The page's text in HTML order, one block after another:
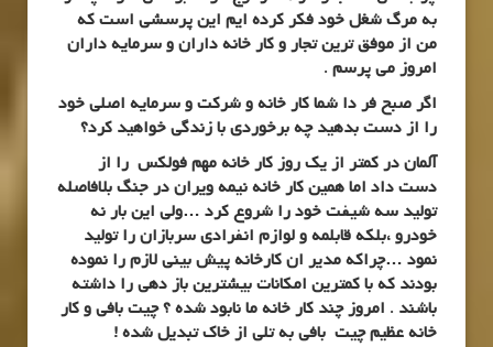
به مرگ شغل خود فکر کرده ایم این پرسشی است که
من از موفق ترین تجار و کار خانه داران و سرمایه داران
امروز می پرسم .
اگر صبح فر دا شما کار خانه و شرکت و سرمایه اصلی خود
را از دست بدهید چه برخوردی با زندگی خواهید کرد؟
آلمان در کمتر از یک روز کار خانه مهم فولکس را از
دست داد اما همین کار خانه نیمه ویران در جنگ بلافاصله
تولید سه شیفت خود را شروع کرد …ولی این بار نه
خودرو ،بلکه قابلمه و لوازم انفرادی سربازان را تولید
نمود …چراکه مدیر ان کارخانه پیش بینی لازم را نموده
بودند که با کمترین امکانات بیشترین باز دهی را داشته
باشند . امروز چند کار خانه ما نابود شده ؟ چیت بافی و کار
خانه عظیم چیت بافی به تلی از خاک تبدیل شده !